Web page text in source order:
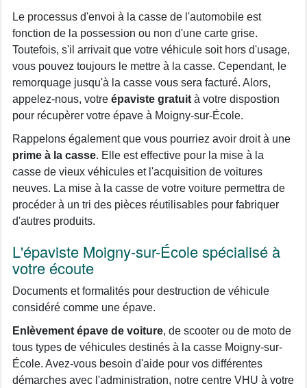
Le processus d'envoi à la casse de l'automobile est
fonction de la possession ou non d'une carte grise.
Toutefois, s'il arrivait que votre véhicule soit hors d'usage,
vous pouvez toujours le mettre à la casse. Cependant, le
remorquage jusqu'à la casse vous sera facturé. Alors,
appelez-nous, votre épaviste gratuit à votre dispostion
pour récupèrer votre épave à Moigny-sur-École.
Rappelons également que vous pourriez avoir droit à une
prime à la casse. Elle est effective pour la mise à la
casse de vieux véhicules et l'acquisition de voitures
neuves. La mise à la casse de votre voiture permettra de
procéder à un tri des pièces réutilisables pour fabriquer
d'autres produits.
L'épaviste Moigny-sur-École spécialisé à
votre écoute
Documents et formalités pour destruction de véhicule
considéré comme une épave.
Enlèvement épave de voiture, de scooter ou de moto de
tous types de véhicules destinés à la casse Moigny-sur-
École. Avez-vous besoin d'aide pour vos différentes
démarches avec l'administration, notre centre VHU à votre